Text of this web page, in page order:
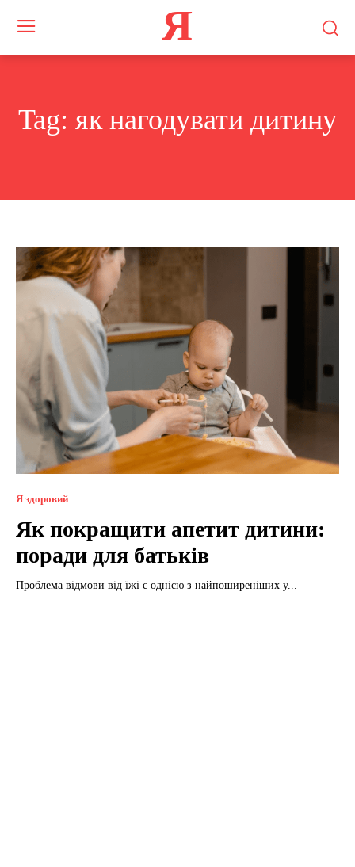
Я
Tag: як нагодувати дитину
Я здоровий
Як покращити апетит дитини:
поради для батьків
Проблема відмови від їжі є однією з найпоширеніших у...